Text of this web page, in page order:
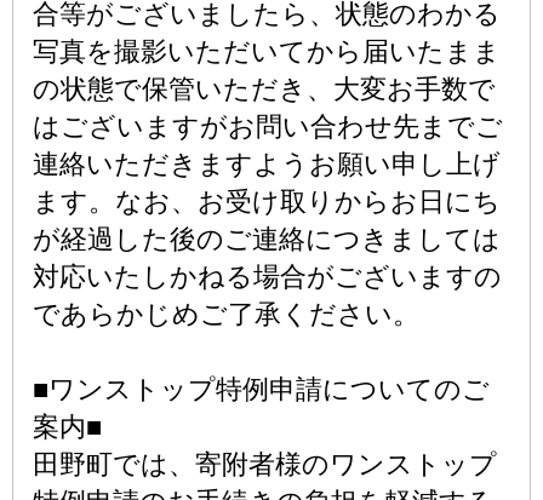
合等がございましたら、状態のわかる
写真を撮影いただいてから届いたまま
の状態で保管いただき、大変お手数で
はございますがお問い合わせ先までご
連絡いただきますようお願い申し上げ
ます。なお、お受け取りからお日にち
が経過した後のご連絡につきましては
対応いたしかねる場合がございますの
であらかじめご了承ください。
■ワンストップ特例申請についてのご
案内■
田野町では、寄附者様のワンストップ